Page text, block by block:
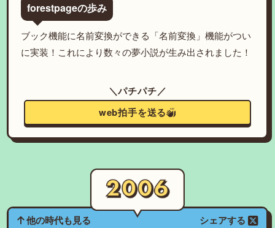
forestpageの歩み
ブック機能に名前変換ができる「名前変換」機能がつい
に実装！これにより数々の夢小説が生み出されました！
＼パチパチ／
web拍手を送る
他の時代も見る シェアする